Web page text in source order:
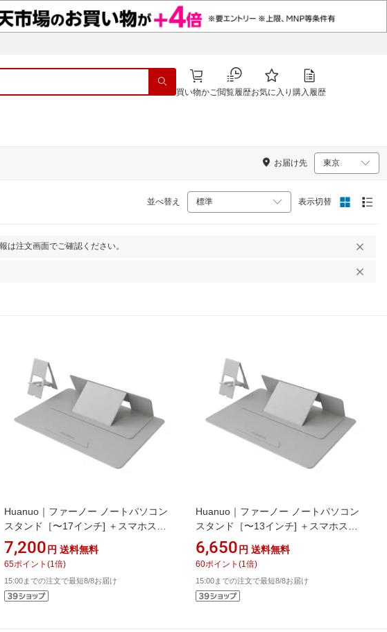
買い物かご閲覧履歴お気に入り 購入履歴
お届け先
並べ替え 表示切替
は注文画面でご確認ください。
Huanuo｜ファーノー ノートパソコン
スタンド［〜17インチ] ＋スマホスタ
ンド 多機能 MAGNO M1 ライトグレー
HNLS12LG
7,200 円 送料無料
65ポイント (1 倍)
15:00までの注文で最短8/8お届け
Huanuo｜ファーノー ノートパソコン
スタンド［〜13インチ] ＋スマホスタ
ンド 多機能 MAGNO M1mini ライトグ
レー HNLS13LG
6,650 円 送料無料
60ポイント (1 倍)
15:00までの注文で最短8/8お届け